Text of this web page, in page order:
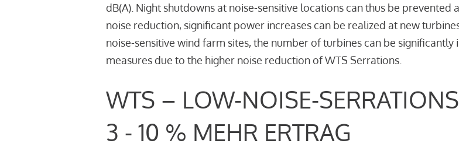
dB(A). Night shutdowns at noise-sensitive locations can thus be
noise reduction, significant power increases can be realized at new
noise-sensitive wind farm sites, the number of turbines can be
measures due to the higher noise reduction of WTS Serrations.
WTS – LOW-NOISE-
3 - 10 % MEHR ERTRAG